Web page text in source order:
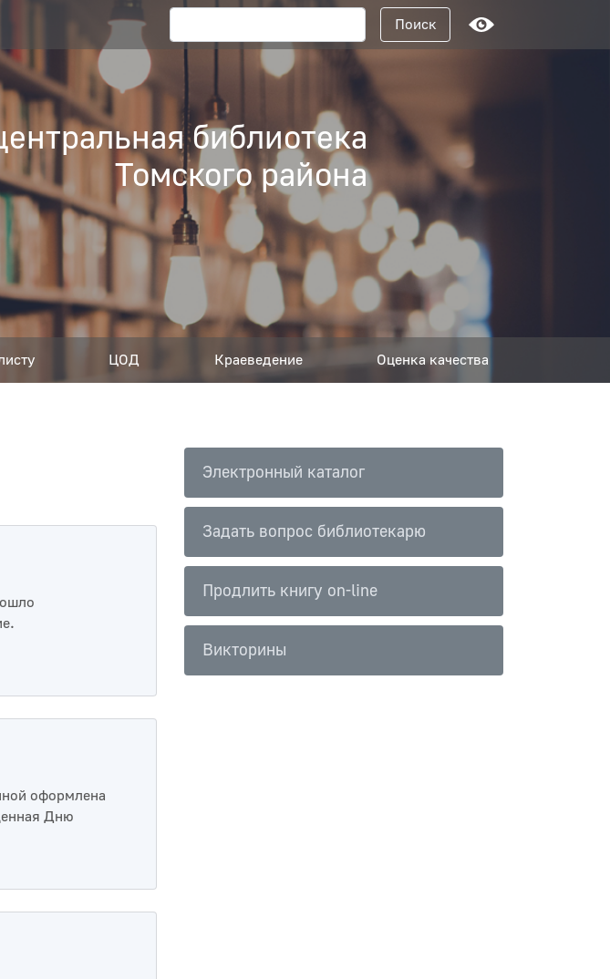
Поисковый запрос
Поиск
библиотека
Томского района
ЦОД Краеведение Оценка качества
оформлена
Дню
Электронный каталог
Задать вопрос библиотекарю
Продлить книгу on-line
Викторины